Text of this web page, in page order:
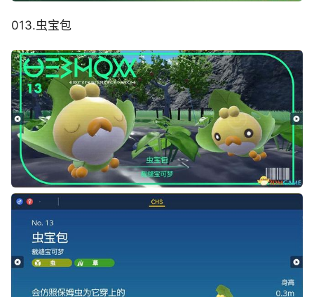
013.虫宝包